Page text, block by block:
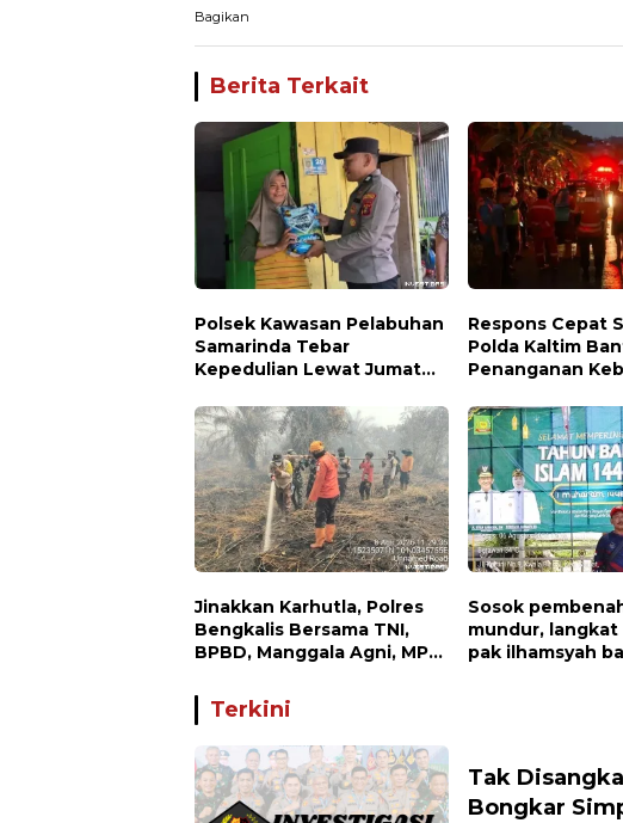
Bagikan
Berita Terkait
Polsek Kawasan Pelabuhan
Samarinda Tebar
Kepedulian Lewat Jumat
Dama Terima Bantuan
Sosial
Respons Cepat
Polda Kaltim
Penanganan
Jinakkan Karhutla, Polres
Bengkalis Bersama TNI,
BPBD, Manggala Agni, MPA
Siak Kecil dan Mandau
Sosok
mundur, langkat
pak ilhamsyah
Terkini
Tak
Bongkar